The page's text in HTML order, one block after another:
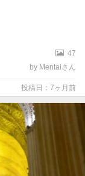
47
by Mentaiさん
投稿日：7ヶ月前